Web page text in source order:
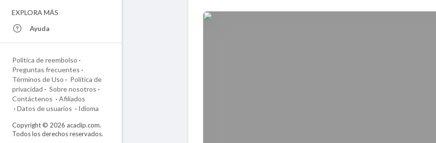
EXPLORA MÁS
Ayuda
Politica de reembolso ·
Preguntas frecuentes ·
Términos de Uso · Política de
privacidad · Sobre nosotros ·
Contáctenos · Afiliados
· Datos de usuarios · Idioma
Copyright © 2026 acaclip.com.
Todos los derechos reservados.